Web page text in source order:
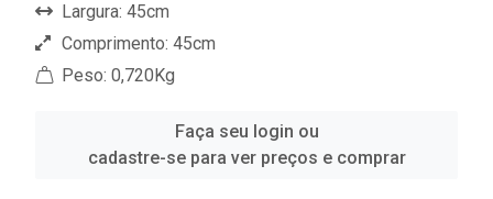
Largura: 45cm
Comprimento: 45cm
Peso: 0,720Kg
Faça seu login ou
cadastre-se para ver preços e comprar